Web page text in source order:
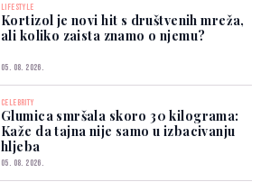
LIFESTYLE
Kortizol je novi hit s društvenih mreža,
ali koliko zaista znamo o njemu?
05. 08. 2026.
CELEBRITY
Glumica smršala skoro 30 kilograma:
Kaže da tajna nije samo u izbacivanju
hljeba
05. 08. 2026.